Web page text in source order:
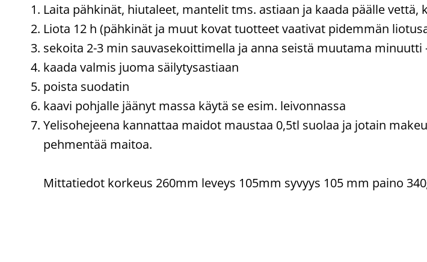
Laita pähkinät, hiutaleet, mantelit tms. astiaan ja kaada päälle vettä,
Liota 12 h (pähkinät ja muut kovat tuotteet vaativat pidemmän
sekoita 2-3 min sauvasekoittimella ja anna seistä muutama
kaada valmis juoma säilytysastiaan
poista suodatin
kaavi pohjalle jäänyt massa käytä se esim. leivonnassa
Yelisohejeena kannattaa maidot maustaa 0,5tl suolaa ja jotain
pehmentää maitoa.
Mittatiedot korkeus 260mm leveys 105mm syvyys 105 mm paino